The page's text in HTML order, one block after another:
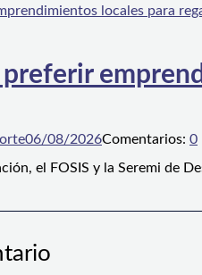
preferir
06/08/2026Comentarios: 0
el FOSIS y la Seremi de